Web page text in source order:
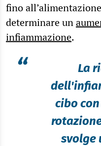
fino
determinare un
infiammazione.
“
La
cibo
svolge